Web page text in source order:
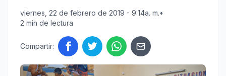
viernes, 22 de febrero de 2019 - 9:14a. m.•
2 min de lectura
Compartir: